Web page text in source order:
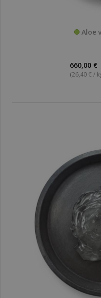
Aloe
660,00 €
(26,40 € /